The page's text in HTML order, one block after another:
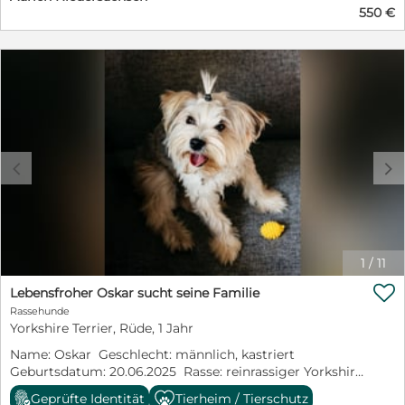
Verständnis dafür, dass ein Hund aus dem Tierschutz
550 €
1 / 11
c d
Lebensfroher Oskar sucht seine Familie
Rassehunde
Yorkshire Terrier, Rüde, 1 Jahr
Name: Oskar Geschlecht: männlich, kastriert
Geburtsdatum: 20.06.2025 Rasse: reinrassiger Yorkshire
Terrier Größe: 26 cm, 5 kg Aufenthaltsort: Zentrum für

Geprüfte Identität Tierheim / Tierschutz